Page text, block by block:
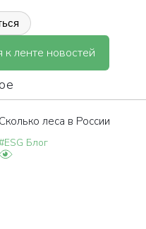
к ленте новостей
Сколько леса в России
Блог